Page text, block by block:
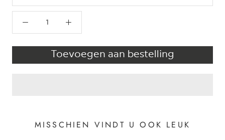
Toevoegen aan bestelling
MISSCHIEN VINDT U OOK LEUK